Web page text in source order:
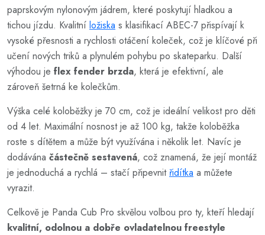
paprskovým nylonovým jádrem, které poskytují hladkou a
tichou jízdu. Kvalitní ložiska s klasifikací ABEC-7 přispívají k
vysoké přesnosti a rychlosti otáčení koleček, což je klíčové při
učení nových triků a plynulém pohybu po skateparku. Další
výhodou je flex fender brzda, která je efektivní, ale
zároveň šetrná ke kolečkům.
Výška celé koloběžky je 70 cm, což je ideální velikost pro děti
od 4 let. Maximální nosnost je až 100 kg, takže koloběžka
roste s dítětem a může být využívána i několik let. Navíc je
dodávána částečně sestavená, což znamená, že její montáž
je jednoduchá a rychlá – stačí připevnit řidítka a můžete
vyrazit.
Celkově je Panda Cub Pro skvělou volbou pro ty, kteří hledají
kvalitní, odolnou a dobře ovladatelnou freestyle